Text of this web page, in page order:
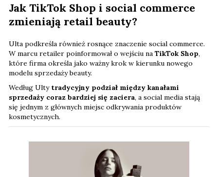
Jak TikTok Shop i social commerce
zmieniają retail beauty?
Ulta podkreśla również rosnące znaczenie social commerce.
W marcu retailer poinformował o wejściu na TikTok Shop,
które firma określa jako ważny krok w kierunku nowego
modelu sprzedaży beauty.
Według Ultytradycyjny podział między kanałami
sprzedaży coraz bardziej się zaciera, a social media stają
się jednym z głównych miejsc odkrywania produktów
kosmetycznych.